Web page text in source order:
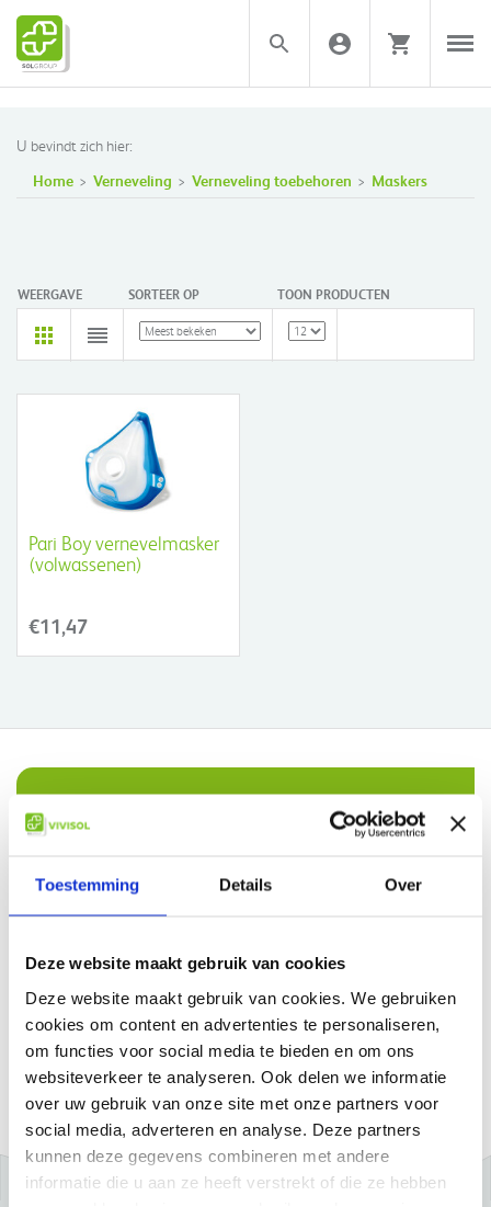
Toestemming Details Over
Deze website maakt gebruik van cookies
Deze website maakt gebruik van cookies. We gebruiken
cookies om content en advertenties te personaliseren,
om functies voor social media te bieden en om ons
websiteverkeer te analyseren. Ook delen we informatie
over uw gebruik van onze site met onze partners voor
social media, adverteren en analyse. Deze partners
kunnen deze gegevens combineren met andere
informatie die u aan ze heeft verstrekt of die ze hebben
U bevindt zich hier:
Home Verneveling Verneveling toebehoren Maskers
WEERGAVE SORTEER OP TOON PRODUCTEN
Pari Boy vernevelmasker
(volwassenen)
€11,47
Waarom VIVISOL?
Ruime productkennis
Eenvoudig bestellen
En nog veel meer....